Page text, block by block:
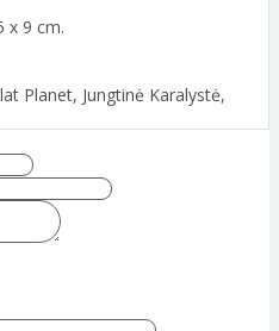
x 9 cm.
Planet, Jungtinė Karalystė,